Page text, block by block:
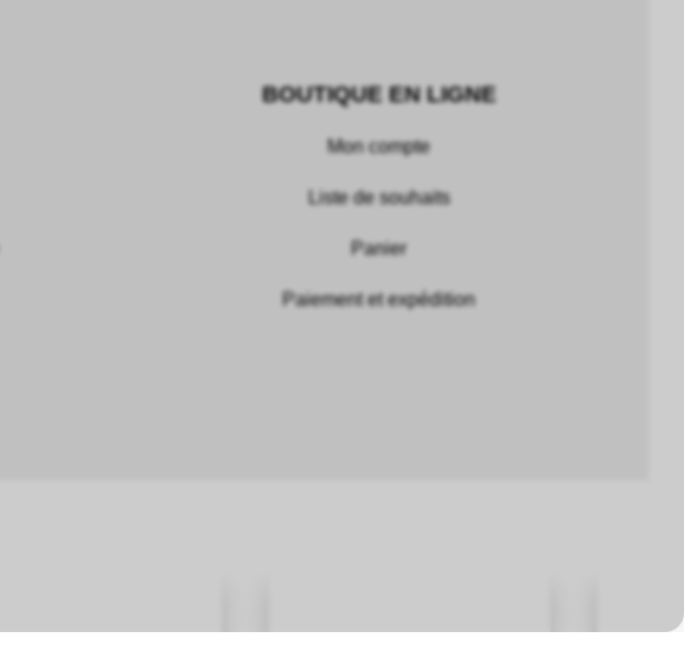
BOUTIQUE EN LIGNE
Mon compte
Liste de souhaits
Panier
Paiement et expédition